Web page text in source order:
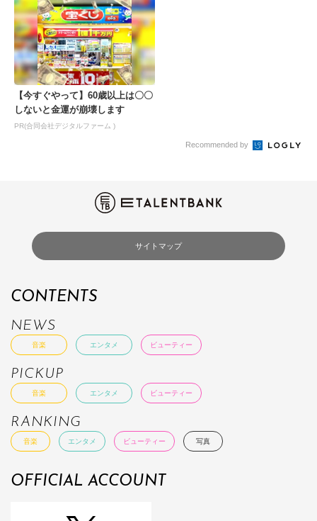
【今すぐやって】60歳以上は〇〇
しないと金運が崩壊します
PR(合同会社デジタルファーム )
Recommended by
サイトマップ
CONTENTS
NEWS
音楽 エンタメ ビューティー
PICKUP
音楽 エンタメ ビューティー
RANKING
音楽 エンタメ ビューティー 写真
OFFICIAL ACCOUNT